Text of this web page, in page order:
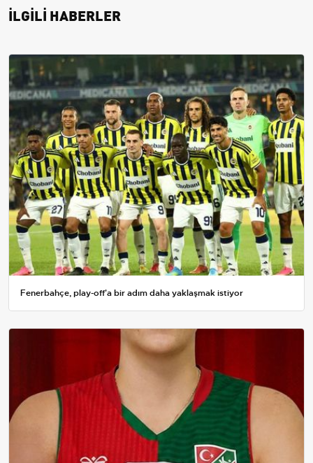
İLGİLİ HABERLER
Fenerbahçe, play-off'a bir adım daha yaklaşmak istiyor